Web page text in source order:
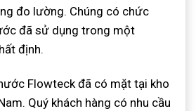
đo lường. Chúng có chức
đã sử dụng trong một
định.
Flowteck đã có mặt tại kho
Quý khách hàng có nhu cầu